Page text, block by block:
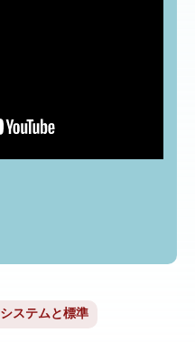
システムと標準